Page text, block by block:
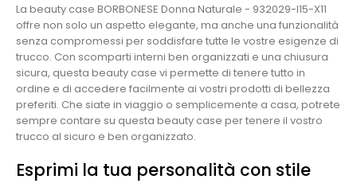
La beauty case BORBONESE Donna Naturale - 932029-I15-X11
offre non solo un aspetto elegante, ma anche una funzionalità
senza compromessi per soddisfare tutte le vostre esigenze di
trucco. Con scomparti interni ben organizzati e una chiusura
sicura, questa beauty case vi permette di tenere tutto in
ordine e di accedere facilmente ai vostri prodotti di bellezza
preferiti. Che siate in viaggio o semplicemente a casa, potrete
sempre contare su questa beauty case per tenere il vostro
trucco al sicuro e ben organizzato.
Esprimi la tua personalità con stile